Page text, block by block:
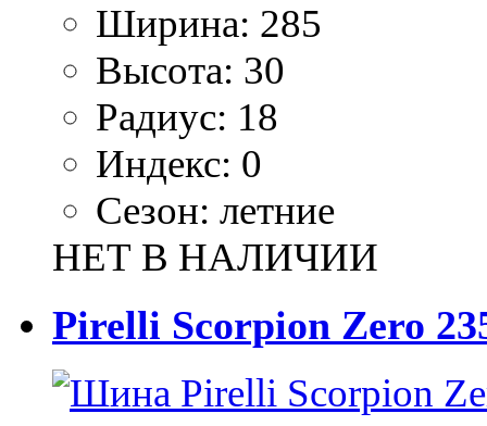
Ширина: 285
Высота: 30
Радиус: 18
Индекс: 0
Сезон: летние
НЕТ В НАЛИЧИИ
Pirelli Scorpion Zero